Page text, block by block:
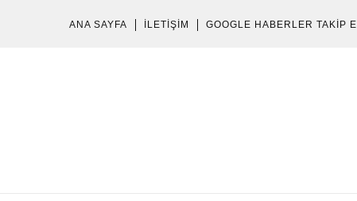
ANA SAYFA İLETIŞIM GOOGLE HABERLER TAKIP